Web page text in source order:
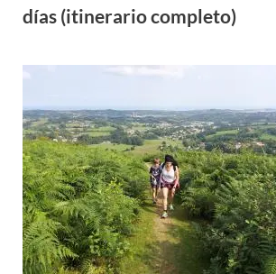
días (itinerario completo)